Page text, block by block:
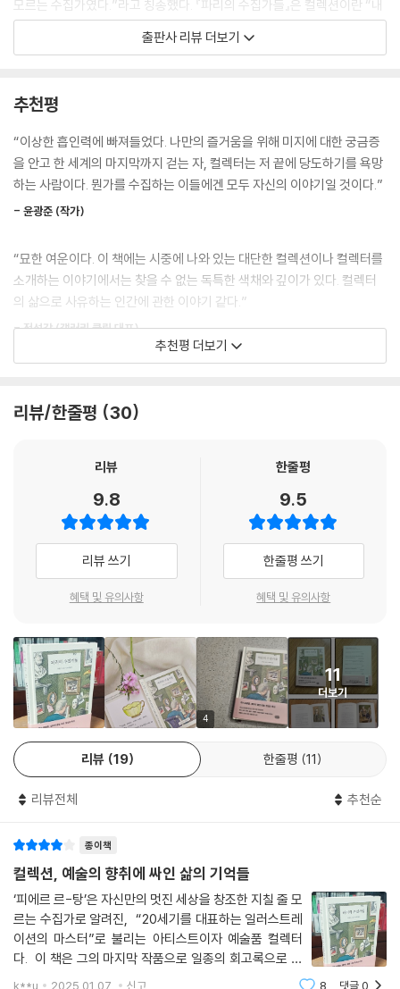
한 사람이 구겨진 종이를 체계적으로 수집한다는 사실을 알게 되었다. 그
가 구겨진 종이를 이렇게 열심히 수집하는 이유를 직접 설명한 적은 한번
도 없다. 그는 ‘빛과 그림자’가 자신을 사로잡았다는 말만 내게 했을 뿐이
---「‘빛과 그림자’가 나를 사로잡았다」중에서
갑자기 반대쪽 벽이 환해지면서 인간의 머리가 놓여 있는 선반이 드러났
다. 거기에는 죽은 범죄자들의 얼굴 모양에 그들의 실제 머리카락까지 붙
여놓은 밀랍 모형이 놓여 있었다. 모형은 놀랍도록 사실적이었다. 필리포
는 우리 옆에 앉아서 이 불쌍하고 가련한 사람들을 뚫어지게 바라보았다.
---「지하실을 좀 보여주게」중에서
나는 세계에서 가장 큰 박물관의 전직 관장이자 17세기 회화 전문가이며,
면 피에르는 잘 알려지지는 않았어도 위대한 거장들만큼이나 열정을 불러
일으키는 예술가들의 작품을 수집하고 있었기 때문이었다. … 언제나 경계
대의 화가 필리프 드샹페뉴Philippe de Champaigne(1602-1674)의
작품 옆에 마르그리트 뷔르나프로뱅Marguerite Burnat-Provins(187
술의 중요한 일면을 보지 못하는 ‘주류’ 컬렉터들이 경시하는 여러 예술가
의 작품이 어깨를 나란히 하고 있었다.
---「루브르 박물관장의 개인 컬렉션」중에서
나는 그저 수천 개의 물건을 소유했었다고 말할 수 있겠다. 이 수많은 물건
중 대부분은 이제 한갓 추억으로만 남아 있지만, 나는 지금도 계속해서 찾
고 발견하고 획득한다. 획득은 노름꾼이 주사위를 굴리는 것과 같은 신비
하겠다는 생각을 결코 해본 적이 없다. 나에게 수집은 필요불가결한 동시
에 완전히 무용한 일이다.
---「가난한 컬렉터의 운명」중에서
나이 든 그의 몸은 힘들게 움직이는 듯 보였고, 햇빛이 거의 들어오지 않는
이 은신처의 모든 것이 이 전설적인 인물의 삶을 상기시켰다. 오랜 시간 풍
부하게 쌓아 온 경력의 흔적까지 동시에 모아 놓은 질서정연한 잡동사니,
위대한 애호가의 눈으로 선택하고 획득한 수집품들. 먼지와 황폐함도 이
귀한 보물의 광채를 앗아가지는 못했다.
그의 집에 갈 때면 묘한 느낌이 들었다. 그에게 있는 많은 것들이 한때는 나
의 소유였고, 심지어 그곳에는 내가 디자인한 가구도 있었다. … 그의 그림
이 내게 낙찰되었을 때 너무나도 놀라웠다. 이러한 유형의 구매는, 미처 경
험해 보지는 못했지만, 번지 점프와 같은 흥분을 느끼게 하는 것 같았다. 나
는 이렇게 그림을 구매하는 것만으로 충분하다. 획득과 소유의 전율은 잠
시 머물다 사라진다. 이제 그 그림은 내 좋은 친구 자크의 집 벽에 안전하게
모르는 수집가였다.”라고 칭송했다. 『파리의 수집가들』은 컬렉션이란 “내
가 매료되었으나 경험할 수는 없었던 시대와 나를 이어주는 살아 있는 연
결고리”라고 했던 그가 그토록 아름답고 고집스러웠던 ‘수집하는 마음’을
한 세계의 끝까지 걸어가는 사람들의 은밀한 이야기
전 루브르 박물관장인 피에르 로젠베르그, 샤넬의 조향사와 디자이너, 파
산한 귀족…
세계의 끝까지 집요하고 고집스럽게 걸어가는 사람들의 이야기가 때론 유
베르그와 같은 저명인사를 비롯해 애장품의 흔적만을 간직하고 있는 파산
한 귀족, 영화와 패션계의 거장, 샤넬의 가장 인기 있는 향수를 만든 조향
사, 카를 라거펠트와 십 년 넘게 일한 샤넬의 디자이너, 유랑하는 댄디, 집
착에 가까운 수집벽의 괴짜 등 대중적으로 알려지지 않은 인물들의 은밀한
이야기를 엿보는 재미가 있다. 르탕은 가장 빛나는 한 장을 자신의 이야기
로 채워 넣는다.
피카소의 담배꽁초 케이스에서 구겨진 종이의 빛과 그림자까지
술 작품도 만날 수 있다. 이제는 사라져버린 한 시대를 여행하는가 하면, 한
사람의 가장 사적인 세계를 엿보고, 노트르담 성당 맞은편 부두 근처의 부
티크를 방문하며, 파리의 유서 깊은 경매장을 서성인다. 구겨진 종이의 빛
과 그림자에 매료된, 어쩌면 세상의 흐름에서 조금은 옆으로 비켜선 사람
들의 시선과 취향이 각별하다. 파리, 런던, 뉴욕, 모로코… 시공간을 초월해
탐험하듯 펼쳐지는 기묘한 이야기는 피에르 르탕 특유의 크로스해칭으로
그려진 세밀한 그림 곁에서 조용하게 빛난다.
수집하는 마음과 우리의 유한한 생에 관한 놀랍고도 따뜻한 시선
오래도록 원하던 것을 손에 넣었던 순간의 환희에서 모든 것을 잃어버린
허망까지, 책은 수집하는 마음을 차분하게 탐구하며 우리의 유한한 생에서
무엇인가를 좋아하고 소유하는 것의 의미를 성찰한다. 「르피가로」가 “과거
를 고백하는 남자”로 르탕을 추억했듯, 책은 그의 오래된 기억을 풀어내며
독자들에게 따뜻하고도 묘한 감정의 여운을 남긴다. “꼭 읽어야 할 그림과
꼭 봐야 할 단어, 이것이 피에르 르탕의 작품 세계다.”라고 찬사를 보낸 노
감수성이 짙게 배어있는 아름다운 책이다.
출판사 리뷰 더보기
추천평
“이상한 흡인력에 빠져들었다. 나만의 즐거움을 위해 미지에 대한 궁금증
을 안고 한 세계의 마지막까지 걷는 자, 컬렉터는 저 끝에 당도하기를 욕망
하는 사람이다. 뭔가를 수집하는 이들에겐 모두 자신의 이야기일 것이다.”
- 윤광준 (작가)
“묘한 여운이다. 이 책에는 시중에 나와 있는 대단한 컬렉션이나 컬렉터를
소개하는 이야기에서는 찾을 수 없는 독특한 색채와 깊이가 있다. 컬렉터
의 삶으로 사유하는 인간에 관한 이야기 같다.”
- 정성갑 (갤러리 클립 대표)
- 파트릭 모디아노 (노벨문학상 수상 작가)
“르탕은 자신의 삶과 마찬가지로 책에서도 정중한 태도와 조용한 말투를
- 르피가로
“스무 명의 강박적인 수집가들과 그들의 비범한 수집품에 대한 이야기가
섬세하게 코믹하고 쓸쓸하게 펼쳐진다.”
“대가를 치르더라도 끊임없이 획득하고자 하는 이들의 이야기가 재미있고
기발하고 가슴 뭉클하다.”
- 뉴욕타임스
“수집가들의 기이함에 대한 찬가! 대담하고 매력적이다.”
“이 책은 마치 시간의 흐름에서 벗어난 세계의 문을 여는 것과 같은 감동을
준다.”
- 아마존 독자평
추천평 더보기
리뷰/한줄평 30
리뷰
9.8
리뷰 쓰기
혜택 및 유의사항
한줄평
9.5
한줄평 쓰기
혜택 및 유의사항
4
11
더보기
리뷰 19 한줄평 11
리뷰전체 추천순
종이책
컬렉션, 예술의 향취에 싸인 삶의 기억들
‘피에르 르-탕’은 자신만의 멋진 세상을 창조한 지칠 줄 모
르는 수집가로 알려진, “20세기를 대표하는 일러스트레
이션의 마스터”로 불리는 아티스트이자 예술품 컬렉터
다. 이 책은 그의 마지막 작품으로 일종의 회고록으로 읽
을 수 있을 것 같다. 베트남인 아버지 르포로부터 수집 취
k**u 2025.01.07. 신고 8 댓글0